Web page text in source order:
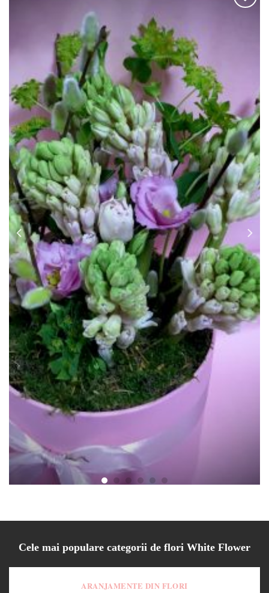
130.00lei
Cele mai populare categorii de flori White Flower
ARANJAMENTE DIN FLORI